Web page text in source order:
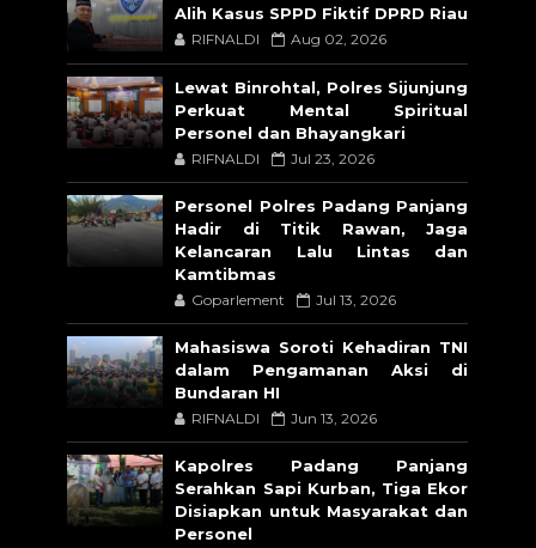
Alih Kasus SPPD Fiktif DPRD Riau
RIFNALDI Aug 02, 2026
Lewat Binrohtal, Polres Sijunjung
Perkuat Mental Spiritual
Personel dan Bhayangkari
RIFNALDI Jul 23, 2026
Personel Polres Padang Panjang
Hadir di Titik Rawan, Jaga
Kelancaran Lalu Lintas dan
Kamtibmas
Goparlement Jul 13, 2026
Mahasiswa Soroti Kehadiran TNI
dalam Pengamanan Aksi di
Bundaran HI
RIFNALDI Jun 13, 2026
Kapolres Padang Panjang
Serahkan Sapi Kurban, Tiga Ekor
Disiapkan untuk Masyarakat dan
Personel